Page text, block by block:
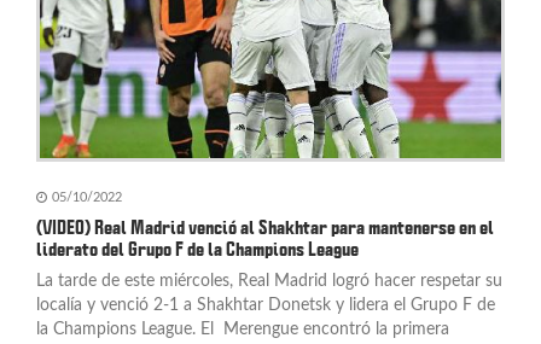
05/10/2022
(VIDEO) Real Madrid venció al Shakhtar para mantenerse en el
liderato del Grupo F de la Champions League
La tarde de este miércoles, Real Madrid logró hacer respetar su
localía y venció 2-1 a Shakhtar Donetsk y lidera el Grupo F de
la Champions League. El Merengue encontró la primera